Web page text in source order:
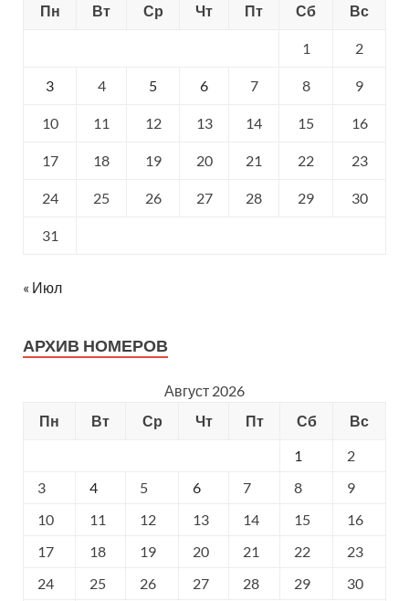
Пн
Вт Ср Чт Пт Сб Вс
1 2
3 4 5 6 7 8 9
10 11 12 13 14 15 16
17 18 19 20 21 22 23
24 25 26 27 28 29 30
31
« Июл
АРХИВ НОМЕРОВ
Август 2026
Пн
Вт Ср Чт Пт Сб
Вс
1
2
3
4 5 6 7 8
9
10
11 12 13 14 15
16
17
18 19 20 21 22
23
24
25 26 27 28 29
30